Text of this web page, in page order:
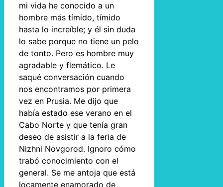
mi vida he conocido a un
hombre más tímido, tímido
hasta lo increíble; y él sin duda
lo sabe porque no tiene un pelo
de tonto. Pero es hombre muy
agradable y flemático. Le
saqué conversación cuando
nos encontramos por primera
vez en Prusia. Me dijo que
había estado ese verano en el
Cabo Norte y que tenía gran
deseo de asistir a la feria de
Nizhni Novgorod. Ignoro cómo
trabó conocimiento con el
general. Se me antoja que está
locamente enamorado de